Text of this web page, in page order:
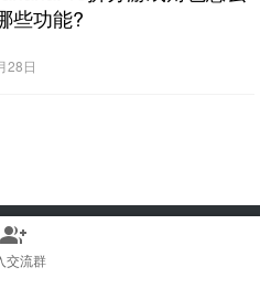
些功能?
28日
中文网 版权所有
group_add
交流群